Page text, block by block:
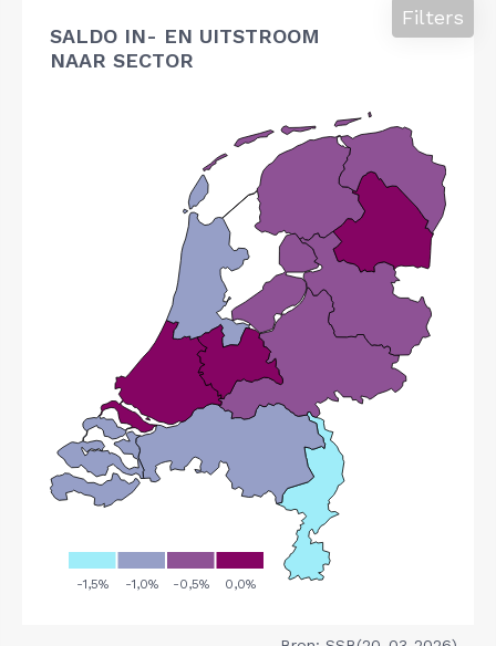
SALDO IN- EN UITSTROOM
NAAR SECTOR
Filters